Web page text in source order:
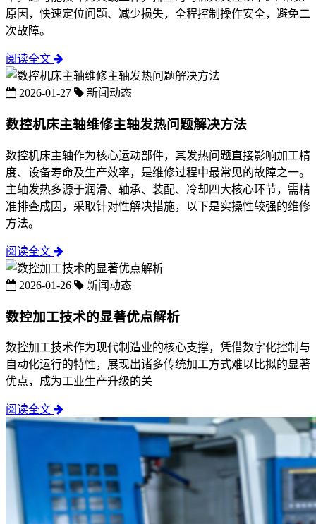
原因，快速定位问题、减少损失，全程控制操作安全，避免二
次故障。
阅读全文
2026-01-27 新闻动态
数控机床主轴维修主轴发热问题解决方法
数控机床主轴作为核心运动部件，其发热问题直接影响加工精
度、设备寿命及生产效率，是维修过程中最常见的故障之一。
主轴发热多源于润滑、轴承、装配、冷却四大核心环节，需精
准排查成因，采取针对性解决措施，以下是实操性较强的维修
方法。
阅读全文
2026-01-26 新闻动态
数控加工技术的显著优点解析
数控加工技术作为现代制造业的核心支撑，凭借数字化控制与
自动化运行的特性，展现出诸多传统加工方式难以比拟的显著
优点，成为工业生产升级的关
阅读全文